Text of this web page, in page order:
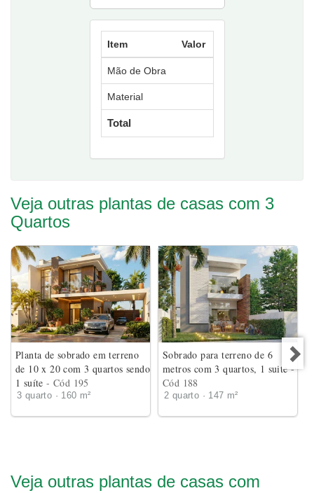
Item Valor
Mão de Obra
Material
Total
Veja outras plantas de casas com 3
Quartos
Planta de sobrado em terreno
de 10 x 20 com 3 quartos sendo
1 suíte- Cód 195
3 quarto · 160 m²
Sobrado para terreno de 6
metros com 3 quartos, 1 suite-
Cód 188
2 quarto · 147 m²
Veja outras plantas de casas com